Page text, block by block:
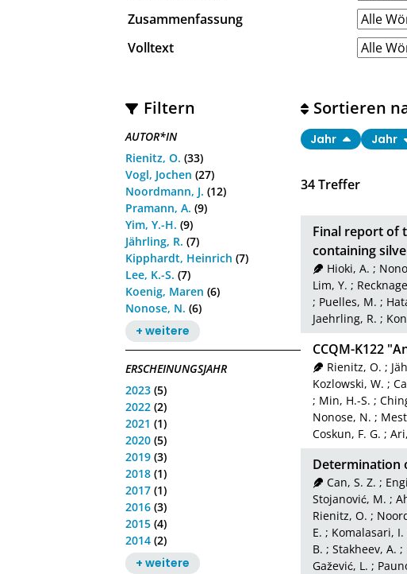
Zusammenfassung
Volltext
Filtern
AUTOR*IN
Rienitz, O. (33)
Vogl, Jochen (27)
Noordmann, J. (12)
Pramann, A. (9)
Yim, Y.-H. (9)
Jährling, R. (7)
Kipphardt, Heinrich (7)
Lee, K.-S. (7)
Koenig, Maren (6)
Nonose, N. (6)
+ weitere
ERSCHEINUNGSJAHR
2023 (5)
2022 (2)
2021 (1)
2020 (5)
2019 (3)
2018 (1)
2017 (1)
2016 (3)
2015 (4)
2014 (2)
+ weitere
34Treffer
Sortieren
Jahr Jahr
Final report of
containing
Hioki, A. ;
Lim, Y. ;
; Puelles, M. ;
Jaehrling, R. ;
CCQM-K122
Rienitz, O. ;
Kozlowski, W. ;
; Min, H.-S. ;
Nonose, N. ;
Coskun, F. G. ;
Determination
Can, S. Z. ;
Stojanović, M. ;
Rienitz, O. ;
E. ; Komalasari, I.
B. ; Stakheev, A. ;
Gažević, L. ;